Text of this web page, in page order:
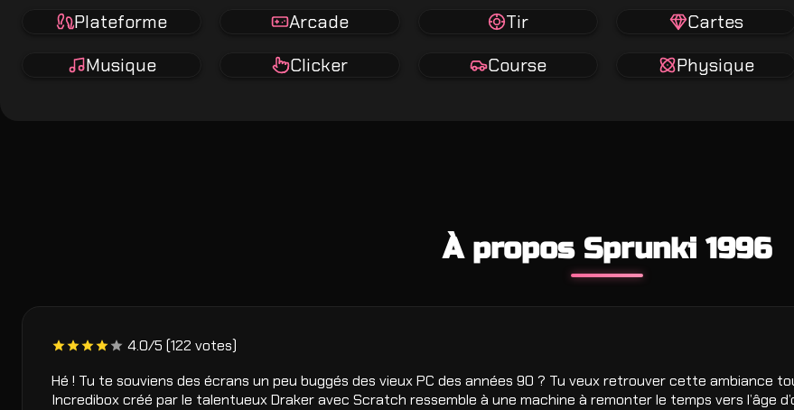
Plateforme
Arcade Tir Cartes
Musique
Clicker Course Physique
À propos Sprunki 1996
4.0/5 (122 votes)
Hé ! Tu te souviens des écrans un peu buggés des vieux PC des années 90 ? Tu veux retrouver cette ambiance
Incredibox créé par le talentueux Draker avec Scratch ressemble à une machine à remonter le temps vers l’âge